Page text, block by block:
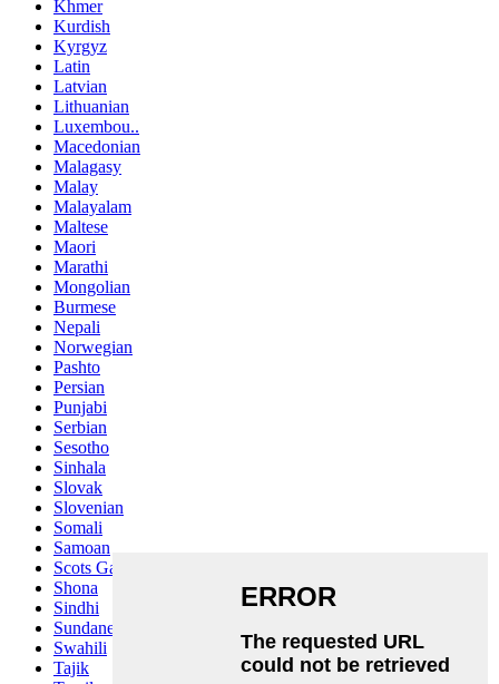
Khmer
Kurdish
Kyrgyz
Latin
Latvian
Lithuanian
Luxembou..
Macedonian
Malagasy
Malay
Malayalam
Maltese
Maori
Marathi
Mongolian
Burmese
Nepali
Norwegian
Pashto
Persian
Punjabi
Serbian
Sesotho
Sinhala
Slovak
Slovenian
Somali
Samoan
Scots Gaelic
Shona
Sindhi
Sundanese
Swahili
Tajik